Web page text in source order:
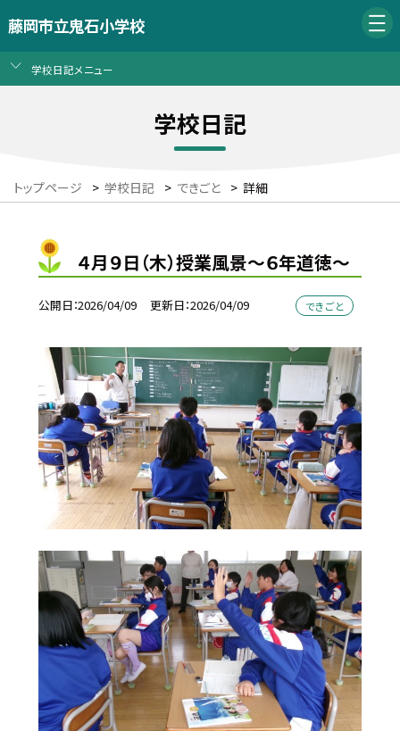
藤岡市立鬼石小学校
学校日記メニュー
学校日記
トップページ > 学校日記 > できごと > 詳細
４月９日（木）授業風景～６年道徳～
公開日 2026/04/09 更新日 2026/04/09 できごと